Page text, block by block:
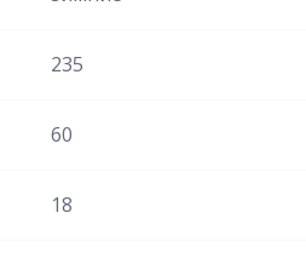
235
60
18